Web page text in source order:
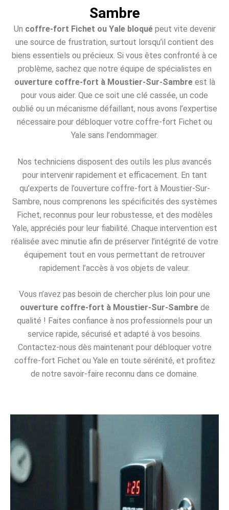
Sambre
Un coffre-fort Fichet ou Yale bloquépeut vite devenir
une source de frustration, surtout lorsqu’il contient des
biens essentiels ou précieux. Si vous êtes confronté à ce
problème, sachez que notre équipe de spécialistes en
ouverture coffre-fort à Moustier-Sur-Sambreest là
pour vous aider. Que ce soit une clé cassée, un code
oublié ou un mécanisme défaillant, nous avons l’expertise
nécessaire pour débloquer votre coffre-fort Fichet ou
Yale sans l’endommager.
Nos techniciens disposent des outils les plus avancés
pour intervenir rapidement et efficacement. En tant
qu’experts de l’ouverture coffre-fort à Moustier-Sur-
Sambre, nous comprenons les spécificités des systèmes
Fichet, reconnus pour leur robustesse, et des modèles
Yale, appréciés pour leur fiabilité. Chaque intervention est
réalisée avec minutie afin de préserver l’intégrité de votre
équipement tout en vous permettant de retrouver
rapidement l’accès à vos objets de valeur.
Vous n’avez pas besoin de chercher plus loin pour une
ouverture coffre-fort à Moustier-Sur-Sambrede
qualité ! Faites confiance à nos professionnels pour un
service rapide, sécurisé et adapté à vos besoins.
Contactez-nous dès maintenant pour débloquer votre
coffre-fort Fichet ou Yale en toute sérénité, et profitez
de notre savoir-faire reconnu dans ce domaine.